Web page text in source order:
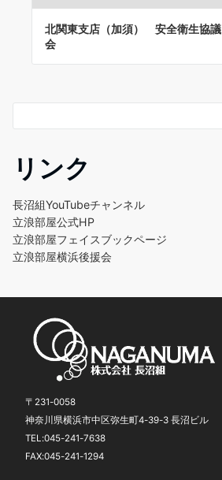
北関東支店（加須） 安全衛生協議
会
リンク
長沼組YouTubeチャンネル
立浪部屋公式HP
立浪部屋フェイスブックページ
立浪部屋横浜後援会
〒231-0058
神奈川県横浜市中区弥生町4-39-3 長沼ビル
TEL:045-241-7638
FAX:045-241-1294